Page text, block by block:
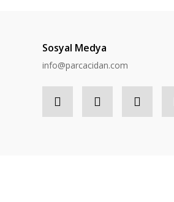
Sosyal Medya
info@parcacidan.com